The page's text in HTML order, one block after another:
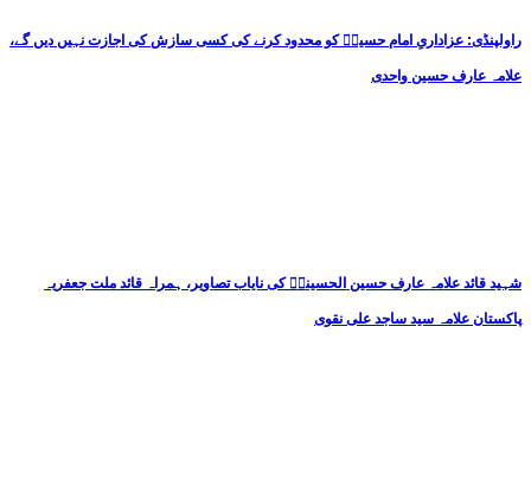
راولپنڈی: عزاداریِ امام حسینؑ کو محدود کرنے کی کسی سازش کی اجازت نہیں دیں گے،
علامہ عارف حسین واحدی
شہید قائد علامہ عارف حسین الحسینیؒ کی نایاب تصاویر، ہمراہ قائد ملت جعفریہ
پاکستان علامہ سید ساجد علی نقوی